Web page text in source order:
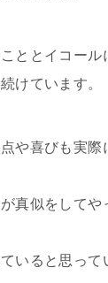
ととイコール
けています。
や喜びも実際
真似をしてや
いると思って